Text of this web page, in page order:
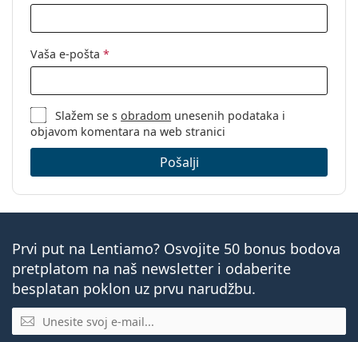
Vaša e-pošta *
Slažem se sobradom unesenih podataka i
objavom komentara na web stranici
Pošalji
Prvi put na Lentiamo? Osvojite 50 bonus bodova
pretplatom na naš newsletter i odaberite
besplatan poklon uz prvu narudžbu.
E-mail